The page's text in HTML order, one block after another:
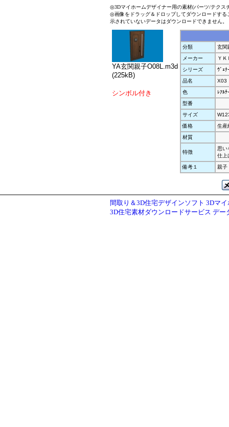
◎3Dマイホームデザイナー用の素材(パーツ/テクス
◎画像をドラッグ＆ドロップしてダウンロードす
示されていないデータはダウンロードできません。
YA玄関親子O08L.m3d
(225kB)
シンボル付き
分類
玄関
メーカー
Ｙ
シリーズ
ｳﾞｪﾅ
品名
X03
色
ﾚｱﾙﾁ
型番
サイズ
価格
生産
材質
特徴
思い
仕上
備考１
親子
間取り＆3D住宅デザインソフト 3Dマ
3D住宅素材ダウンロードサービス デー